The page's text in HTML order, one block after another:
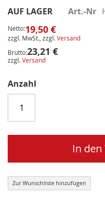
AUF LAGER Art.-Nr
Netto:19,50 €
zzgl. MwSt., zzgl.Versand
Brutto:23,21 €
zzgl.Versand
Anzahl
In
Zur Wunschliste hinzufügen
Bildergalerie